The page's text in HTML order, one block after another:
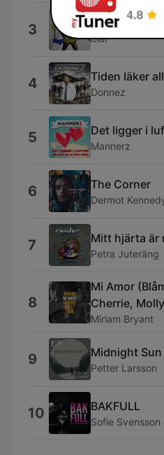
3 Ingen
Blaï
4 Tiden läker
Donnez
5 Det ligger i
Mannerz
6 The Corner
Dermot
7 Mitt hjärta är
Petra Juteräng
8
Mi Amor
Cherrie,
Miriam Bryant
9 Midnight Sun
Petter Larsson
10 BAKFULL
Sofie Svensson